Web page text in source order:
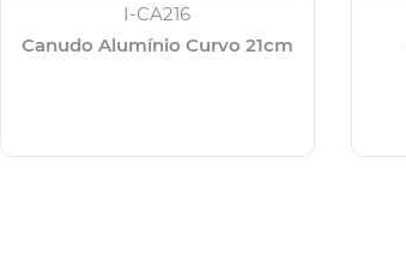
I-CA216
Canudo Alumínio Curvo 21cm